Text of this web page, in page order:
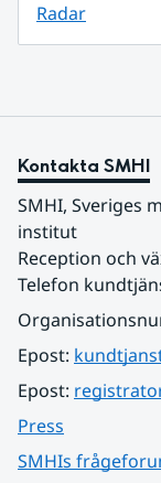
Radar
Kontakta SMHI
SMHI, Sveriges
institut
Reception och
Telefon
Epost:
Epost:
Press
SMHIs